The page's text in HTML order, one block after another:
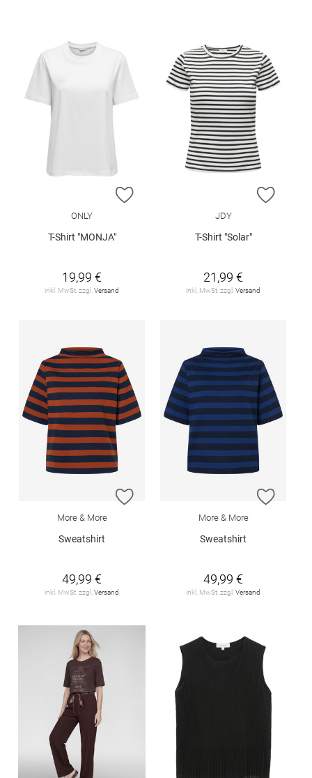
ZUR WUNSCHLISTE HINZUFÜGEN
ONLY
T-Shirt "MONJA"
19,99 €
inkl. MwSt. zzgl.Versand
ZUR
JDY
T-Shirt "Solar"
21,99 €
inkl. MwSt. zzgl.Versand
ZUR WUNSCHLISTE HINZUFÜGEN
More & More
Sweatshirt
49,99 €
inkl. MwSt. zzgl. Versand
ZUR
More & More
Sweatshirt
49,99 €
inkl. MwSt. zzgl. Versand